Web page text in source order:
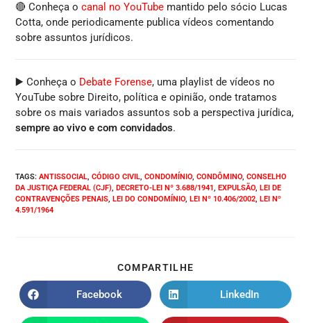
🔴 Conheça ocanal no YouTube mantido pelo sócio Lucas
Cotta, onde periodicamente publica vídeos comentando
sobre assuntos jurídicos.
▶️ Conheça o Debate Forense, uma playlist de vídeos no
YouTube sobre Direito, política e opinião, onde tratamos
sobre os mais variados assuntos sob a perspectiva jurídica,
sempre ao vivo e com convidados.
TAGS:ANTISSOCIAL, CÓDIGO CIVIL, CONDOMÍNIO, CONDÔMINO, CONSELHO
DA JUSTIÇA FEDERAL (CJF), DECRETO-LEI Nº 3.688/1941, EXPULSÃO, LEI DE
CONTRAVENÇÕES PENAIS, LEI DO CONDOMÍNIO, LEI Nº 10.406/2002, LEI Nº
4.591/1964
COMPARTILHE
Facebook LinkedIn